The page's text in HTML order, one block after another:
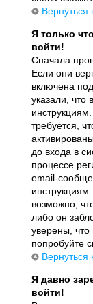
Вернуться
Я только
войти!
Сначала
Если они
включена
указали, что
требуется,
до входа в
процессе
email-
возможно,
либо он
уверены, что
попробуйте
Вернуться
Я давно
войти!